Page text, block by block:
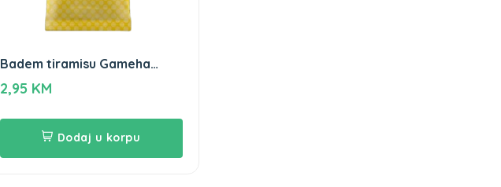
Badem tiramisu Gameha
100g
2,95 KM
Dodaj u korpu